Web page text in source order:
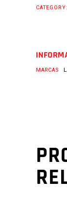
MARCAS